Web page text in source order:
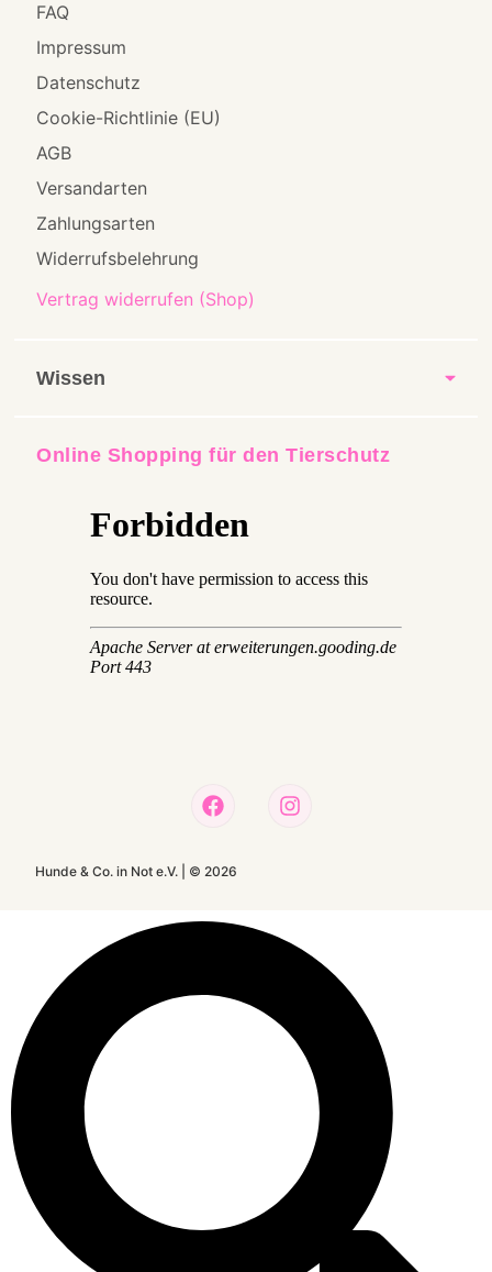
Vertrag widerrufen (Shop)
FAQ
Impressum
Datenschutz
Cookie-Richtlinie (EU)
AGB
Versandarten
Zahlungsarten
Widerrufsbelehrung
Wissen
Online Shopping für den Tierschutz
Hunde & Co. in Not e.V. | © 2026